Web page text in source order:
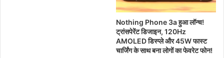
Nothing Phone 3a हुआ लॉन्च!
ट्रांसपेरेंट डिजाइन, 120Hz
AMOLED डिस्प्ले और 45W फास्ट
चार्जिंग के साथ बना लोगों का फेवरेट फोन!